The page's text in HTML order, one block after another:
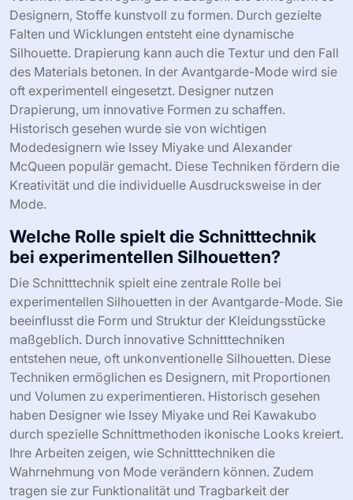
Designern, Stoffe kunstvoll zu formen. Durch gezielte
Falten und Wicklungen entsteht eine dynamische
Silhouette. Drapierung kann auch die Textur und den Fall
des Materials betonen. In der Avantgarde-Mode wird sie
oft experimentell eingesetzt. Designer nutzen
Drapierung, um innovative Formen zu schaffen.
Historisch gesehen wurde sie von wichtigen
Modedesignern wie Issey Miyake und Alexander
McQueen populär gemacht. Diese Techniken fördern die
Kreativität und die individuelle Ausdrucksweise in der
Mode.
Welche Rolle spielt die Schnitttechnik
bei experimentellen Silhouetten?
Die Schnitttechnik spielt eine zentrale Rolle bei
experimentellen Silhouetten in der Avantgarde-Mode. Sie
beeinflusst die Form und Struktur der Kleidungsstücke
maßgeblich. Durch innovative Schnitttechniken
entstehen neue, oft unkonventionelle Silhouetten. Diese
Techniken ermöglichen es Designern, mit Proportionen
und Volumen zu experimentieren. Historisch gesehen
haben Designer wie Issey Miyake und Rei Kawakubo
durch spezielle Schnittmethoden ikonische Looks kreiert.
Ihre Arbeiten zeigen, wie Schnitttechniken die
Wahrnehmung von Mode verändern können. Zudem
tragen sie zur Funktionalität und Tragbarkeit der